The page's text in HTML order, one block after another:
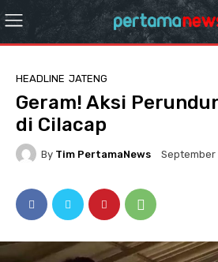
HEADLINE JATENG
Geram! Aksi
di Cilacap
By Tim PertamaNews September